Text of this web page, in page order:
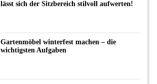
lässt sich der Sitzbereich stilvoll aufwerten!
Gartenmöbel winterfest machen – die
wichtigsten Aufgaben